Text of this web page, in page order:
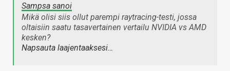
Sampsa sanoi
Mikä olisi siis ollut parempi raytracing-testi, jossa
oltaisiin saatu tasavertainen vertailu NVIDIA vs AMD
kesken?
Napsauta laajentaaksesi…